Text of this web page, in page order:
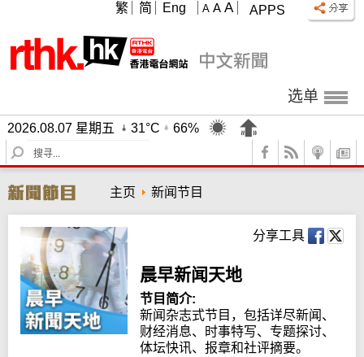
APPS
A A A
繁 简 Eng
选单
2026.08.07 星期五 31°C
66%
S
e
r
c
h
主页 新闻节目
分享工具
晨早新闻天地
节目简介:
新闻杂志式节目，包括详尽新闻、
财经消息、时事特写、专题探讨、
体坛快讯、报章和社评摘要。